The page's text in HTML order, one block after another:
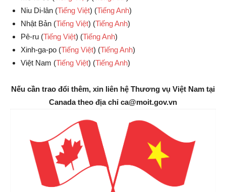
Niu Di-lân (Tiếng Việt) (Tiếng Anh)
Nhật Bản (Tiếng Việt) (Tiếng Anh)
Pê-ru (Tiếng Việt) (Tiếng Anh)
Xinh-ga-po (Tiếng Việt) (Tiếng Anh)
Việt Nam (Tiếng Việt) (Tiếng Anh)
Nếu cần trao đổi thêm, xin liên hệ Thương vụ Việt Nam tại
Canada theo địa chỉ ca@moit.gov.vn